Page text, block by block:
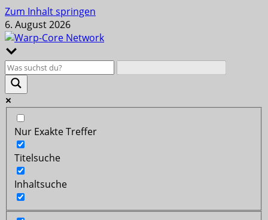
Zum Inhalt springen
6. August 2026
Nur Exakte Treffer
Titelsuche
Inhaltsuche